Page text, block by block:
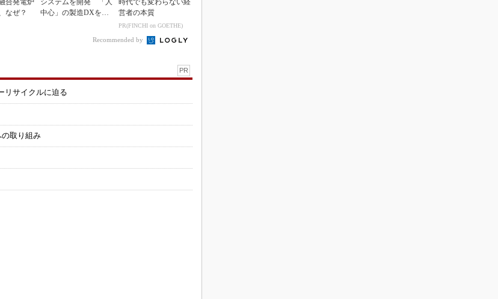
合発電炉
なぜ？
システムを開発 「人
中心」の製造DXを自
時代でも変わらない経
営者の本質
PR(FINCHI on GOETHE)
Recommended by
PR
リサイクルに迫る
取り組み